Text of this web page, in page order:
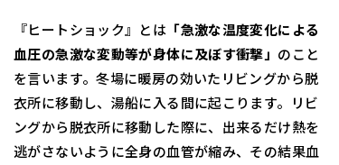
『ヒートショック』とは 「急激な温度変化による
血圧の急激な変動等が身体に及ぼす衝撃」 のこと
を言います。冬場に暖房の効いたリビングから脱
衣所に移動し、湯船に入る間に起こります。リビ
ングから脱衣所に移動した際に、出来るだけ熱を
逃がさないように全身の血管が縮み、その結果血